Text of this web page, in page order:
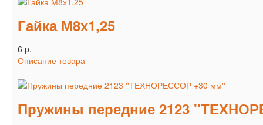
Гайка М8х1,25
6 p.
Описание товара
Пружины передние 2123